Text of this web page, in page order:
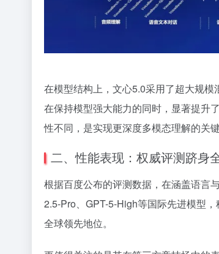
在模型结构上，文心5.0采用了超大规
在保持模型强大能力的同时，显著提升
性不同，是实现更深度多模态理解的关键
二、性能表现：权威评测跻身
根据百度公布的评测数据，在涵盖语言
2.5-Pro、GPT-5-High等国际先进模型
全球领先地位。